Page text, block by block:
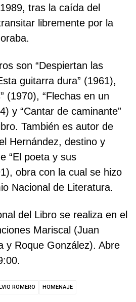
tras la caída del
libremente por la
son “Despiertan las
guitarra dura” (1961),
(1970), “Flechas en un
y “Cantar de caminante”
También es autor de
Hernández, destino y
“El poeta y sus
obra con la cual se hizo
Nacional de Literatura.
del Libro se realiza en el
Mariscal (Juan
y Roque González). Abre
ROMERO HOMENAJE